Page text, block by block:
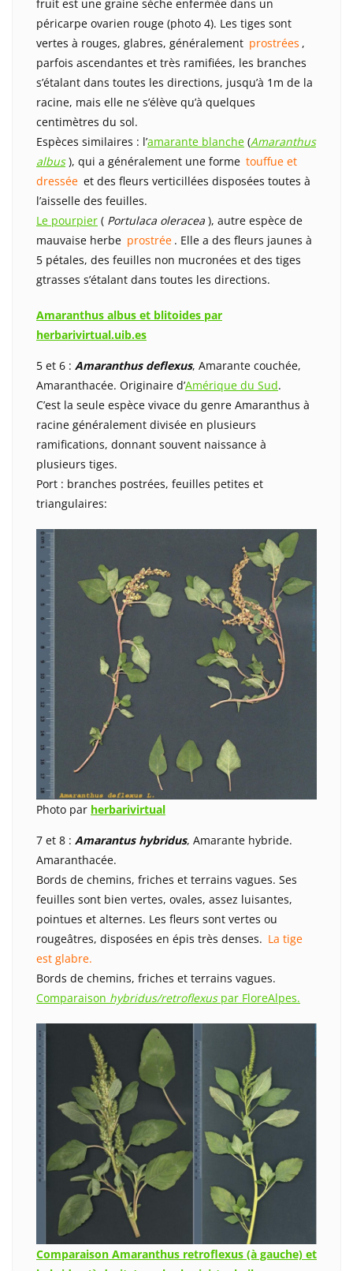
fruit est une graine sèche enfermée dans un
péricarpe ovarien rouge (photo 4). Les tiges sont
vertes à rouges, glabres, généralement prostrées ,
parfois ascendantes et très ramifiées, les branches
s’étalant dans toutes les directions, jusqu’à 1m de la
racine, mais elle ne s’élève qu’à quelques
centimètres du sol.
Espèces similaires : l’amarante blanche (Amaranthus
albus), qui a généralement une forme touffue et
dressée et des fleurs verticillées disposées toutes à
l’aisselle des feuilles.
Le pourpier ( Portulaca oleracea ), autre espèce de
mauvaise herbe prostrée . Elle a des fleurs jaunes à
5 pétales, des feuilles non mucronées et des tiges
gtrasses s’étalant dans toutes les directions.
Amaranthus albus et blitoides par
herbarivirtual.uib.es
5 et 6 : Amaranthus deflexus, Amarante couchée,
Amaranthacée. Originaire d’Amérique du Sud.
C’est la seule espèce vivace du genre Amaranthus à
racine généralement divisée en plusieurs
ramifications, donnant souvent naissance à
plusieurs tiges.
Port : branches postrées, feuilles petites et
triangulaires:
Photo par herbarivirtual
7 et 8 : Amarantus hybridus, Amarante hybride.
Amaranthacée.
Bords de chemins, friches et terrains vagues. Ses
feuilles sont bien vertes, ovales, assez luisantes,
pointues et alternes. Les fleurs sont vertes ou
rougeâtres, disposées en épis très denses. La tige
est glabre.
Bords de chemins, friches et terrains vagues.
Comparaison hybridus/retroflexus par FloreAlpes.
Comparaison Amaranthus retroflexus (à gauche) et